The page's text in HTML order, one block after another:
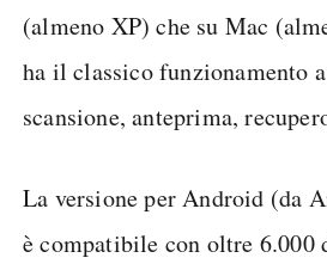
(almeno XP) che su Mac
ha il classico funzionamento
scansione, anteprima,
La versione per Android (da
è compatibile con oltre